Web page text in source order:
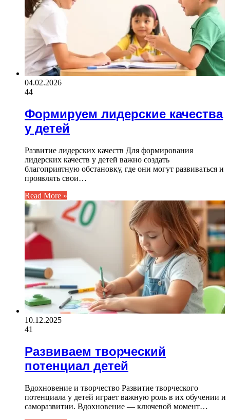
04.02.2026
44
Формируем лидерские качества
у детей
Развитие лидерских качеств Для формирования
лидерских качеств у детей важно создать
благоприятную обстановку, где они могут развиваться и
проявлять свои…
Read More »
10.12.2025
41
Развиваем творческий
потенциал детей
Вдохновение и творчество Развитие творческого
потенциала у детей играет важную роль в их обучении и
саморазвитии. Вдохновение — ключевой момент…